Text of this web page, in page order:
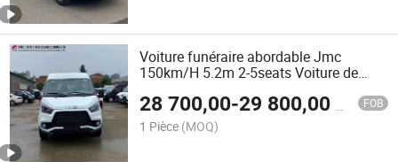
Voiture funéraire abordable Jmc
150km/H 5.2m 2-5seats Voiture de
avec compartiment pour cercueil pour
service funéraire
28 700,00-29 800,00 FOB
1 Pièce (MOQ)